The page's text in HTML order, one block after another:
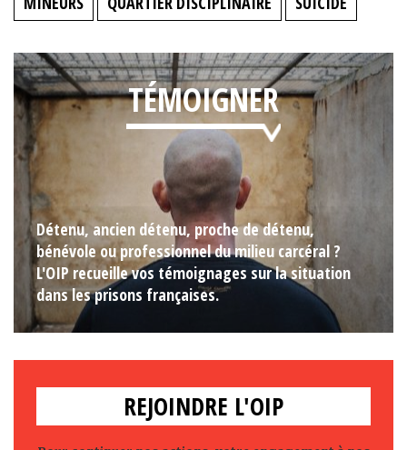
TÉMOIGNER
Détenu, ancien détenu, proche de détenu,
bénévole ou professionnel du milieu carcéral ?
L'OIP recueille vos témoignages sur la situation
dans les prisons françaises.
REJOINDRE L'OIP